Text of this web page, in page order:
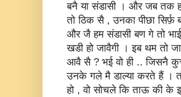
बनै या संडासी । और जब तक
तो ठिक सै , उनका पीछा सिर्फ़
और जै हम संडासी बण गे तो
खडी हो जावैगी । इब थम तो
आवै सै ? भई वो ही .. जिसनै
उनके गले मै डाल्या करते हैं ।
हो , वो सोचले कि ताऊ की के